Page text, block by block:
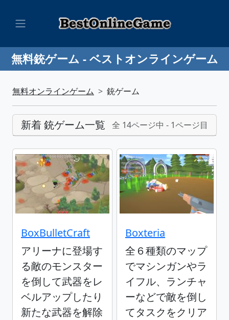
無料銃ゲーム - ベストオンラインゲーム
無料オンラインゲーム 銃ゲーム
新着 銃ゲーム一覧 全 14ページ中 - 1ページ目
BoxBulletCraft
アリーナに登場す
る敵のモンスター
を倒して武器をレ
ベルアップしたり
新たな武器を解除
Boxteria
全６種類のマップ
でマシンガンやラ
イフル、ランチャ
ーなどで敵を倒し
てタスクをクリア